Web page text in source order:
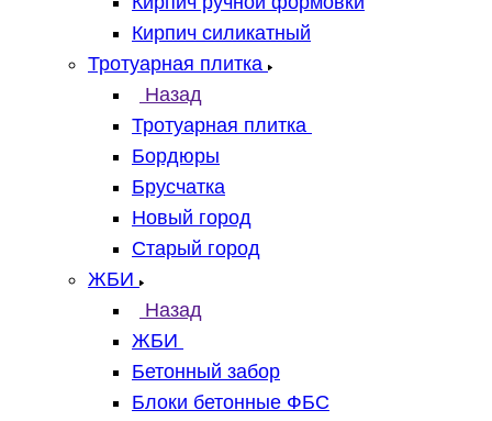
Кирпич силикатный
Тротуарная плитка
Назад
Тротуарная плитка
Бордюры
Брусчатка
Новый город
Старый город
ЖБИ
Назад
ЖБИ
Бетонный забор
Блоки бетонные ФБС